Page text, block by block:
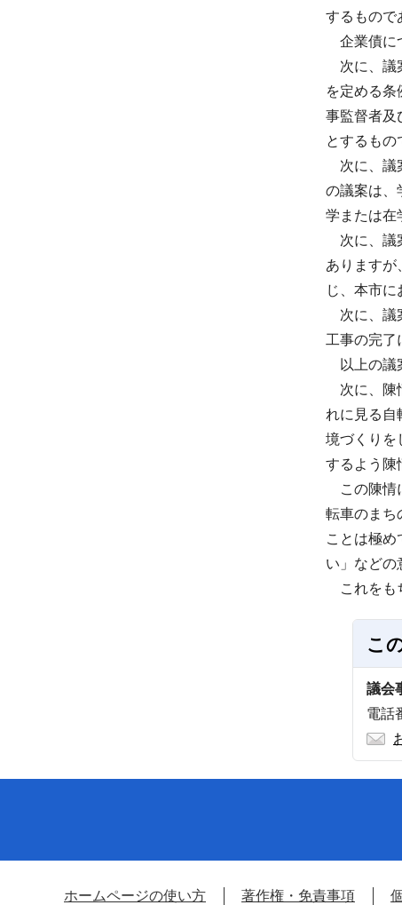
するもので
企業債に
次に、議
を定める
事監督者及
とするもの
次に、議
の議案は、
学または在
次に、議
ありますが
じ、本市に
次に、議
工事の完了
以上の議
次に、陳
れに見る自
境づくりを
するよう陳
この陳情
転車のまち
ことは極
い」などの
これをも
こ
議会
電話
ホームページの使い方 著作権・免責事項